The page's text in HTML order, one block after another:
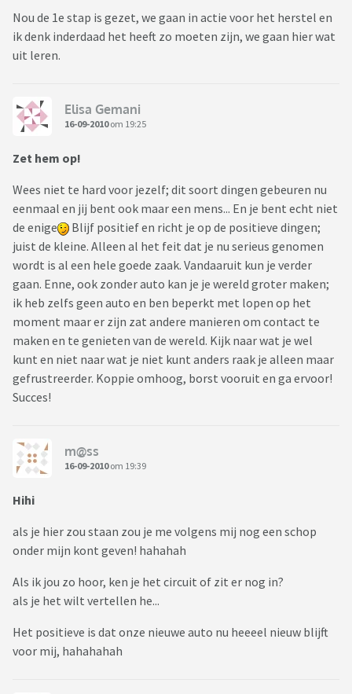
Nou de 1e stap is gezet, we gaan in actie voor het herstel en
ik denk inderdaad het heeft zo moeten zijn, we gaan hier wat
uit leren.
Elisa Gemani
16-09-2010om 19:25
Zet hem op!
Wees niet te hard voor jezelf; dit soort dingen gebeuren nu
eenmaal en jij bent ook maar een mens... En je bent echt niet
de enige
Blijf positief en richt je op de positieve dingen;
juist de kleine. Alleen al het feit dat je nu serieus genomen
wordt is al een hele goede zaak. Vandaaruit kun je verder
gaan. Enne, ook zonder auto kan je je wereld groter maken;
ik heb zelfs geen auto en ben beperkt met lopen op het
moment maar er zijn zat andere manieren om contact te
maken en te genieten van de wereld. Kijk naar wat je wel
kunt en niet naar wat je niet kunt anders raak je alleen maar
gefrustreerder. Koppie omhoog, borst vooruit en ga ervoor!
Succes!
m@ss
16-09-2010om 19:39
Hihi
als je hier zou staan zou je me volgens mij nog een schop
onder mijn kont geven! hahahah
Als ik jou zo hoor, ken je het circuit of zit er nog in?
als je het wilt vertellen he...
Het positieve is dat onze nieuwe auto nu heeeel nieuw blijft
voor mij, hahahahah